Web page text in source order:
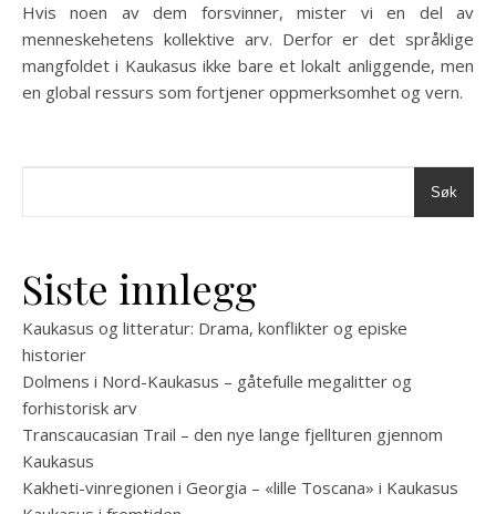
Hvis noen av dem forsvinner, mister vi en del av
menneskehetens kollektive arv. Derfor er det språklige
mangfoldet i Kaukasus ikke bare et lokalt anliggende, men
en global ressurs som fortjener oppmerksomhet og vern.
Søk
Siste innlegg
Kaukasus og litteratur: Drama, konflikter og episke
historier
Dolmens i Nord-Kaukasus – gåtefulle megalitter og
forhistorisk arv
Transcaucasian Trail – den nye lange fjellturen gjennom
Kaukasus
Kakheti-vinregionen i Georgia – «lille Toscana» i Kaukasus